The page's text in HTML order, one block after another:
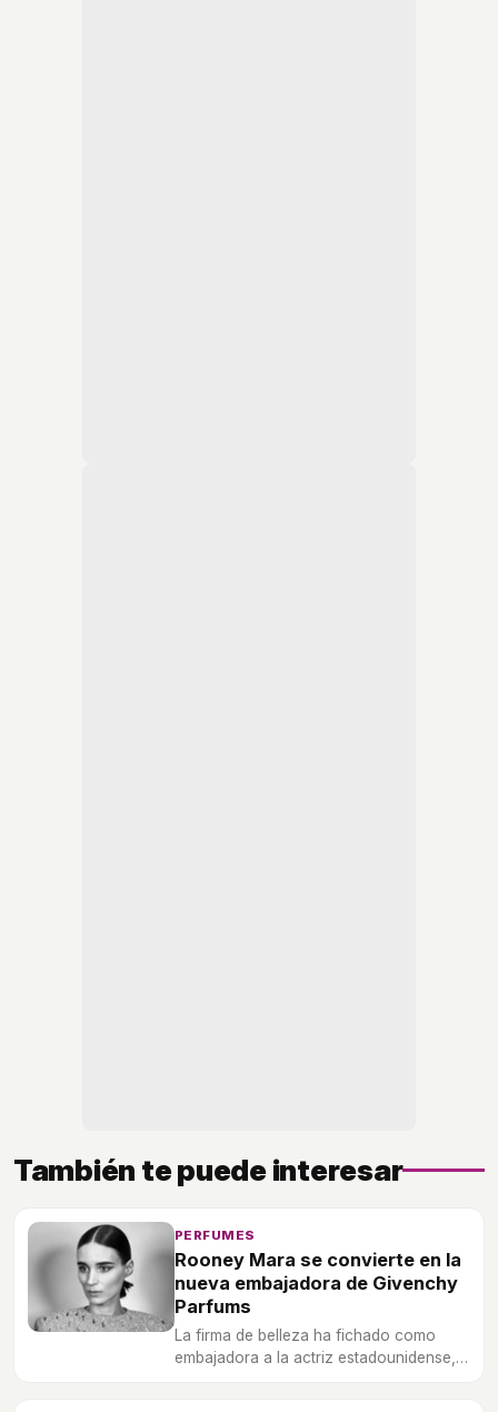
También te puede interesar
PERFUMES
Rooney Mara se convierte en la
nueva embajadora de Givenchy
Parfums
La firma de belleza ha fichado como
embajadora a la actriz estadounidense,